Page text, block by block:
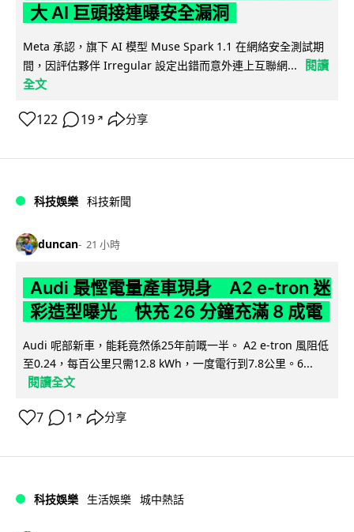
大 AI 巨頭接連曝安全漏洞
Meta 承認，旗下 AI 模型 Muse Spark 1.1 在網絡安全測試期
間，因評估夥伴 Irregular 設定出錯而意外連上互聯網...
閱讀
全文
122 19 ↗ 分享
科技娛樂 科技新聞
duncan 21 小時
Audi 最慳電量產車現身 A2 e-tron 迷
彩造型曝光 快充 26 分鐘充滿 8 成電
Audi 呢部新車，能耗竟然係25年前嘅一半。 A2 e-tron 風阻低
至0.24，每百公里只需12.8 kWh，一度電行到7.8公里。6...
閱讀全文
7 1 ↗ 分享
科技娛樂 生活娛樂 城中熱話